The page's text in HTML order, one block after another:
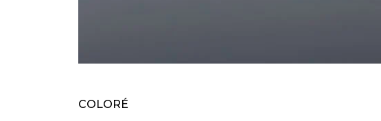
COLORÉ